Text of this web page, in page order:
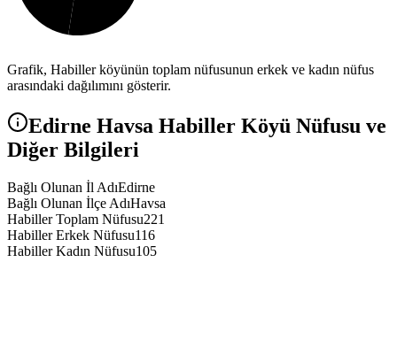
Grafik, Habillerköyünün toplam nüfusunun erkek ve kadın nüfus
arasındaki dağılımını gösterir.
Edirne Havsa Habiller Köyü Nüfusu ve
Diğer Bilgileri
Bağlı Olunan İl AdıEdirne
Bağlı Olunan İlçe AdıHavsa
Habiller Toplam Nüfusu221
Habiller Erkek Nüfusu116
Habiller Kadın Nüfusu105